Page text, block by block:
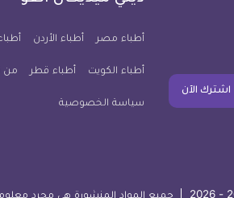
أطباء مصر أطباء الأردن
أطباء الكويت أطباء قطر من
سياسة الخصوصية
اشترك الآن